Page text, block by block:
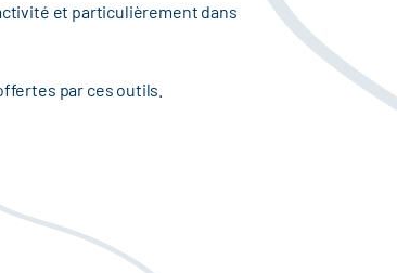
et particulièrement dans
par ces outils.